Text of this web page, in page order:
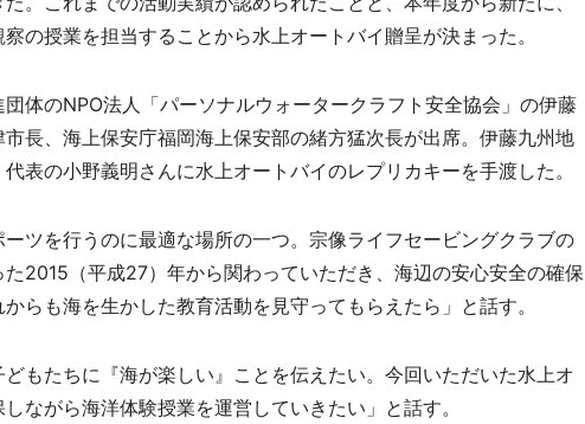
の授業を担当することから水上オートバイ贈呈が決まった。
体のNPO法人「パーソナルウォータークラフト安全協会」の伊藤
長、海上保安庁福岡海上保安部の緒方猛次長が出席。伊藤九州地
表の小野義明さんに水上オートバイのレプリカキーを手渡した。
ツを行うのに最適な場所の一つ。宗像ライフセービングクラブの
2015（平成27）年から関わっていただき、海辺の安心安全の確保
らも海を生かした教育活動を見守ってもらえたら」と話す。
もたちに『海が楽しい』ことを伝えたい。今回いただいた水上オ
ながら海洋体験授業を運営していきたい」と話す。